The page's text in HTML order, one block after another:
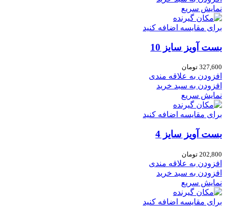
نمایش سریع
برای مقایسه اضافه کنید
بست آویز سایز 10
327,600 تومان
افزودن به علاقه مندی
افزودن به سبد خرید
نمایش سریع
برای مقایسه اضافه کنید
بست آویز سایز 4
202,800 تومان
افزودن به علاقه مندی
افزودن به سبد خرید
نمایش سریع
برای مقایسه اضافه کنید